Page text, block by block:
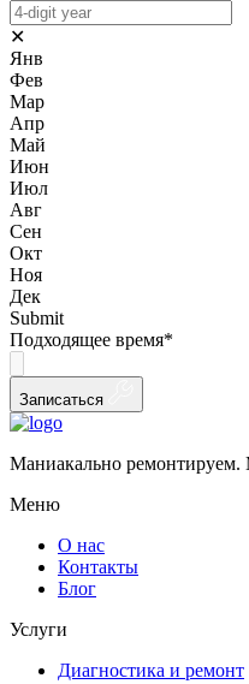
✕
Янв
Фев
Мар
Апр
Май
Июн
Июл
Авг
Сен
Окт
Ноя
Дек
Submit
Подходящее время*
Записаться
Маниакально ремонтируем.
Меню
О нас
Контакты
Блог
Услуги
Диагностика и ремонт